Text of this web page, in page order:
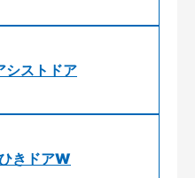
ストドア
きドアW